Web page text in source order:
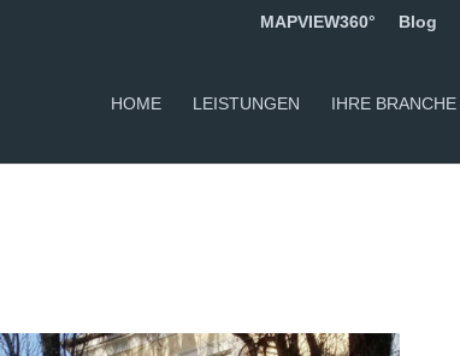
MAPVIEW360° Blog
HOME LEISTUNGEN IHRE BRANCHE